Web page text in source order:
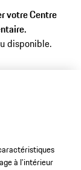
votre Centre
disponible.
à l’intérieur